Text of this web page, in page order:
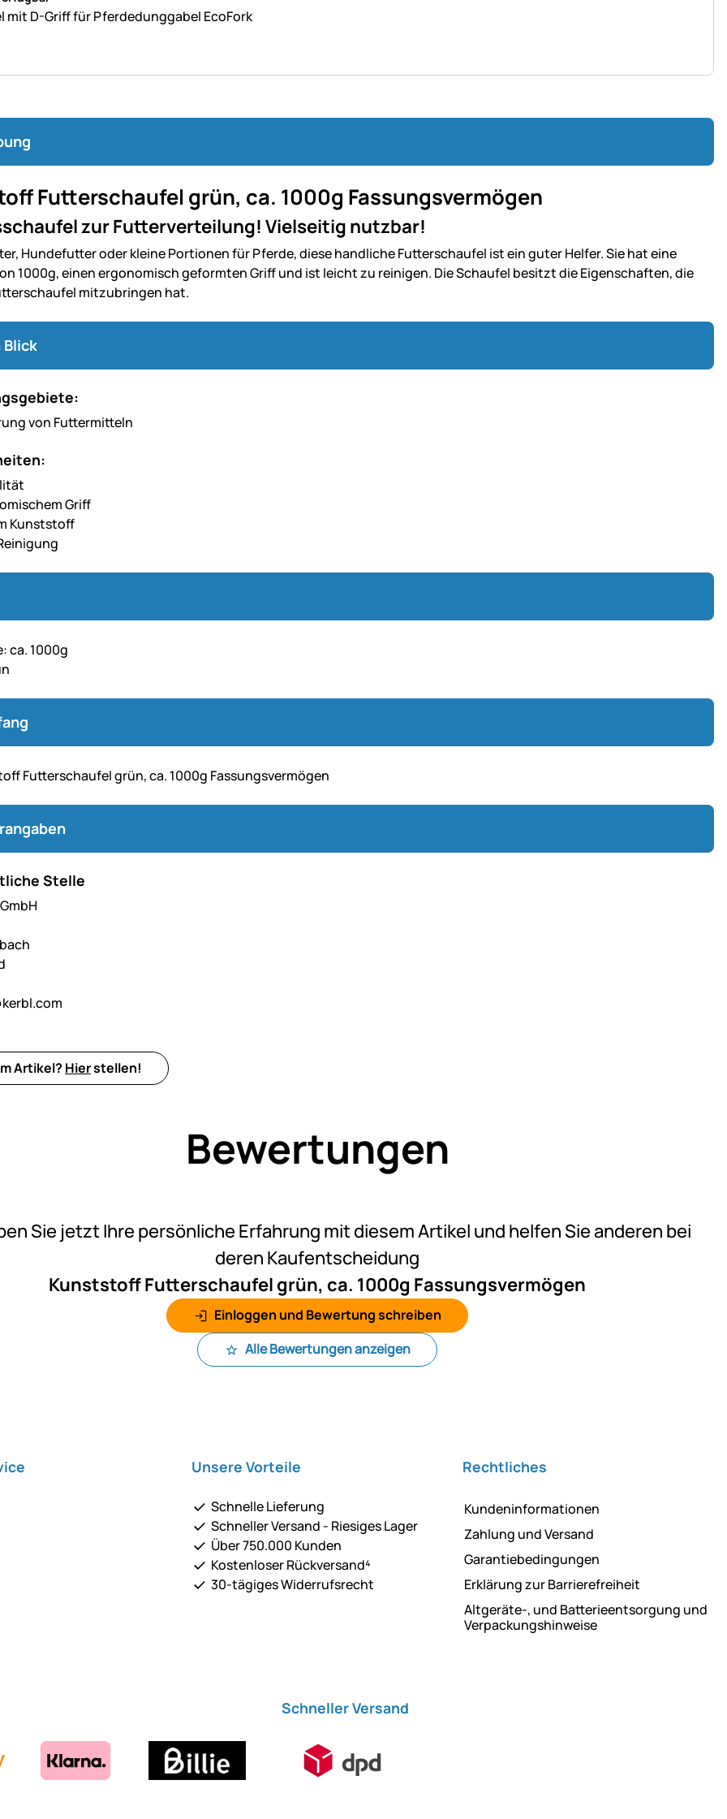
mit D-Griff für Pferdedunggabel EcoFork
Futterschaufel grün, ca. 1000g Fassungsvermögen
zur Futterverteilung! Vielseitig nutzbar!
Hundefutter oder kleine Portionen für Pferde, diese handliche Futterschaufel ist ein guter Helfer. Sie hat eine
1000g, einen ergonomisch geformten Griff und ist leicht zu reinigen. Die Schaufel besitzt die Eigenschaften, die
mitzubringen hat.
Blick
von Futtermitteln
Griff
Kunststoff
ca. 1000g
Futterschaufel grün, ca. 1000g Fassungsvermögen
Stelle
Artikel? Hierstellen!
Bewertungen
Sie jetzt Ihre persönliche Erfahrung mit diesem Artikel und helfen Sie anderen bei
deren Kaufentscheidung
Kunststoff Futterschaufel grün, ca. 1000g Fassungsvermögen
Einloggen und Bewertung schreiben
Alle Bewertungen anzeigen
Unsere Vorteile
Schnelle Lieferung
Schneller Versand - Riesiges Lager
Über 750.000 Kunden
Kostenloser Rückversand⁴
30-tägiges Widerrufsrecht
Rechtliches
Kundeninformationen
Zahlung und Versand
Garantiebedingungen
Erklärung zur Barrierefreiheit
Altgeräte-, und Batterieentsorgung und
Verpackungshinweise
Schneller Versand